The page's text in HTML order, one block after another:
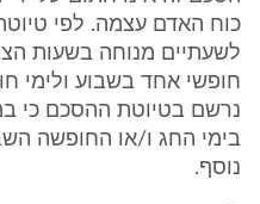
לשעתיים מנוחה בשעות
חופשי אחד בשבוע ולימי
נרשם בטיוטת ההסכם כי
בימי החג ו/או החופשה
נוסף.